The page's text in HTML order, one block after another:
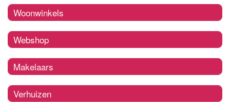
Woonwinkels
Webshop
Makelaars
Verhuizen